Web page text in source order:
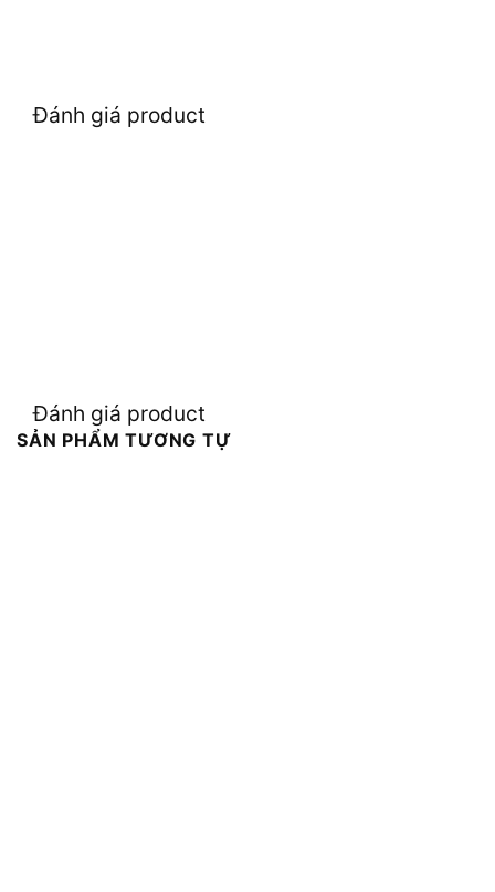
Đánh giá product
Đánh giá product
SẢN PHẨM TƯƠNG TỰ